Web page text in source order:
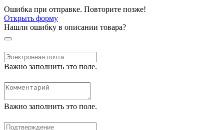
Ошибка при отправке. Повторите позже!
Открыть форму
Нашли ошибку в описании товара?
Важно заполнить это поле.
Важно заполнить это поле.